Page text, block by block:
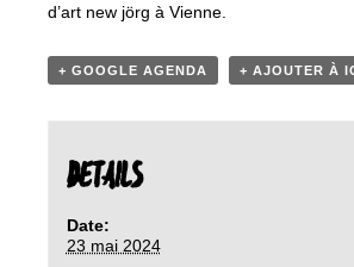
d’art new jörg à Vienne.
+ GOOGLE AGENDA + AJOUTER À
DETAILS
Date:
23 mai 2024